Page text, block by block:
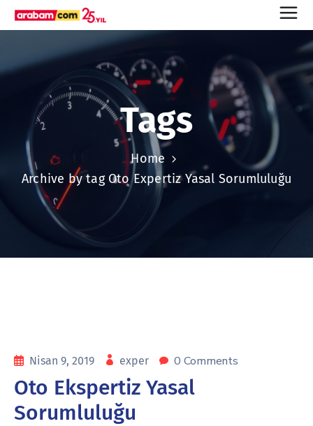
Tags
Home
Archive by tag Oto Expertiz Yasal Sorumluluğu
Nisan 9, 2019 exper 0 Comments
Oto Ekspertiz Yasal
Sorumluluğu